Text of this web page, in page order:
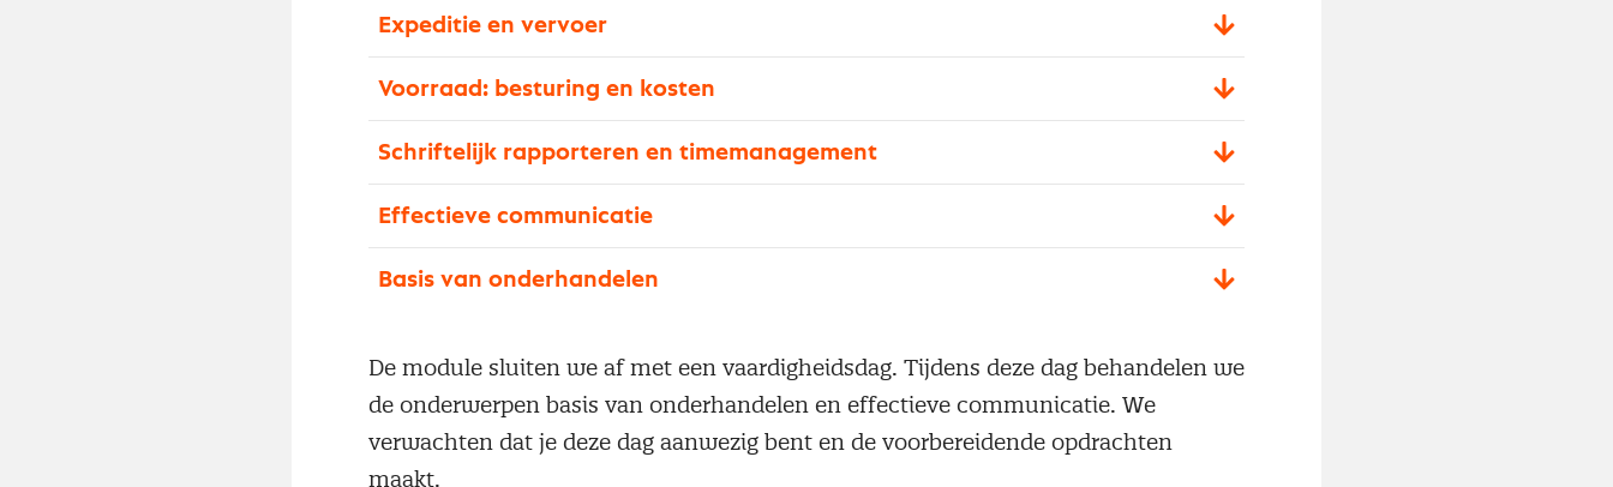
Expeditie en vervoer
Voorraad: besturing en kosten
Schriftelijk rapporteren en timemanagement
Effectieve communicatie
Basis van onderhandelen
De module sluiten we af met een vaardigheidsdag. Tijdens deze dag behandelen we
de onderwerpen basis van onderhandelen en effectieve communicatie. We
verwachten dat je deze dag aanwezig bent en de voorbereidende opdrachten
maakt.